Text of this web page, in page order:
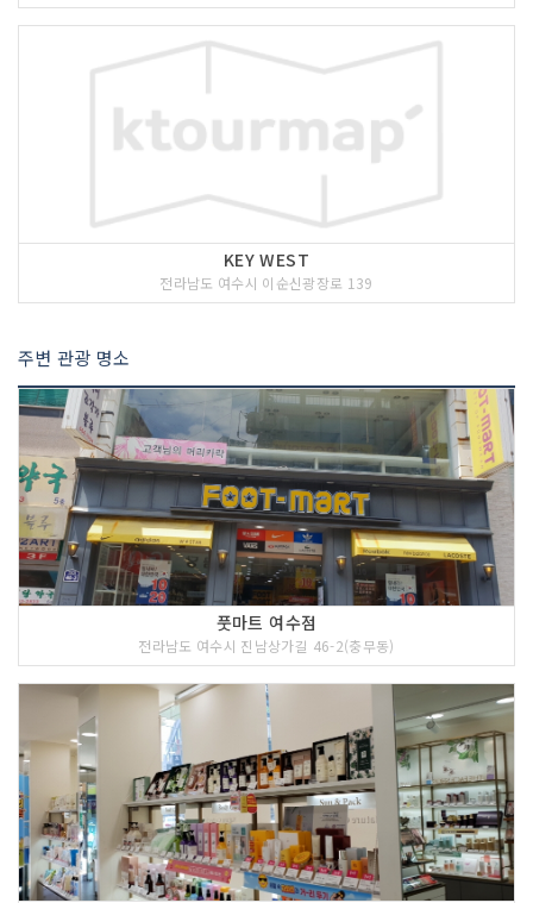
KEY WEST
전라남도 여수시 이순신광장로 139
주변 관광 명소
풋마트 여수점
전라남도 여수시 진남상가길 46-2(충무동)